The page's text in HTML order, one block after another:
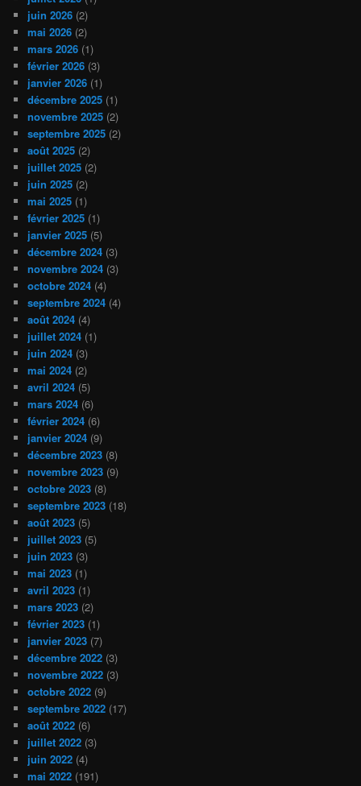
juin 2026 (2)
mai 2026 (2)
mars 2026 (1)
février 2026 (3)
janvier 2026 (1)
décembre 2025 (1)
novembre 2025 (2)
septembre 2025 (2)
août 2025 (2)
juillet 2025 (2)
juin 2025 (2)
mai 2025 (1)
février 2025 (1)
janvier 2025 (5)
décembre 2024 (3)
novembre 2024 (3)
octobre 2024 (4)
septembre 2024 (4)
août 2024 (4)
juillet 2024 (1)
juin 2024 (3)
mai 2024 (2)
avril 2024 (5)
mars 2024 (6)
février 2024 (6)
janvier 2024 (9)
décembre 2023 (8)
novembre 2023 (9)
octobre 2023 (8)
septembre 2023 (18)
août 2023 (5)
juillet 2023 (5)
juin 2023 (3)
mai 2023 (1)
avril 2023 (1)
mars 2023 (2)
février 2023 (1)
janvier 2023 (7)
décembre 2022 (3)
novembre 2022 (3)
octobre 2022 (9)
septembre 2022 (17)
août 2022 (6)
juillet 2022 (3)
juin 2022 (4)
mai 2022 (191)